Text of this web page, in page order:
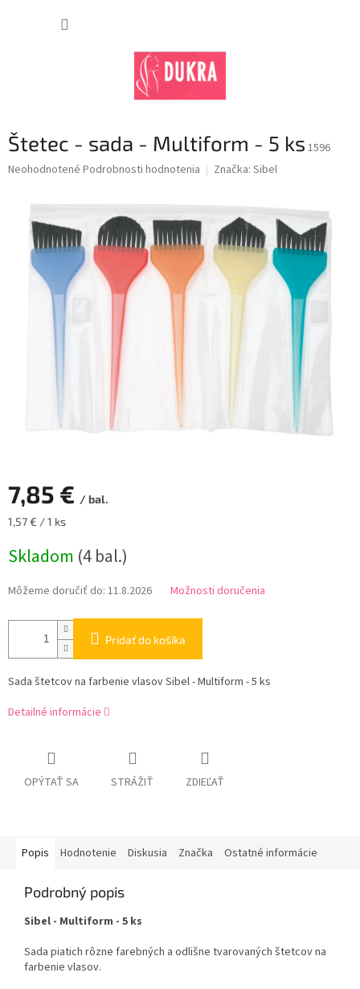
Štetec - sada - Multiform - 5 ks 1596
Priemerné
hviezdičiek.
Neohodnotené Podrobnosti hodnotenia Značka: Sibel
7,85 € / bal.
Jednotková
1,57 € / 1 ks
Skladom (4 bal.)
Môžeme doručiť do: 11.8.2026 Možnosti doručenia
Pridať do košíka
Sada štetcov na farbenie vlasov Sibel - Multiform - 5 ks
Detailné informácie
OPÝTAŤ SA STRÁŽIŤ ZDIEĽAŤ
Popis Hodnotenie Diskusia Značka Ostatné informácie
Podrobný popis
Sibel - Multiform - 5 ks
Sada piatich rôzne farebných a odlišne tvarovaných štetcov na
farbenie vlasov.